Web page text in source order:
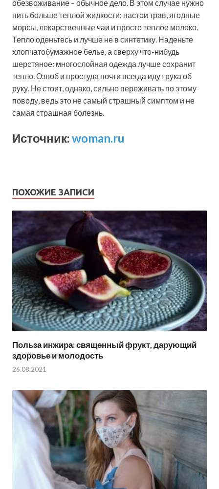
обезвоживание – обычное дело. В этом случае нужно
пить больше теплой жидкости: настои трав, ягодные
морсы, лекарственные чаи и просто теплое молоко.
Тепло оденьтесь и лучше не в синтетику. Наденьте
хлопчатобумажное белье, а сверху что-нибудь
шерстяное: многослойная одежда лучше сохранит
тепло. Озноб и простуда почти всегда идут рука об
руку. Не стоит, однако, сильно переживать по этому
поводу, ведь это не самый страшный симптом и не
самая страшная болезнь.
Источник: woman.ru
ПОХОЖИЕ ЗАПИСИ
Польза инжира: священный фрукт, дарующий
здоровье и молодость
26.08.2021